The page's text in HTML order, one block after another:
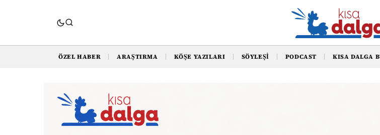
ÖZEL HABER ARAŞTIRMA KÖŞE YAZILARI SÖYLEŞI PODCAST KISA DALGA